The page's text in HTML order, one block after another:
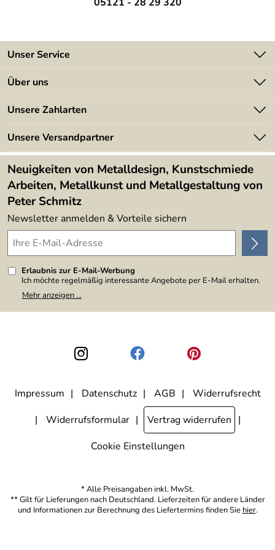
Unser Service
Kontakt
Kundeninformationen
Newsletter
Lieferbedingungen
Über uns
Angebote
Kundenbewertungen (394)
4,9/5
Unsere Zahlarten
Unsere Versandpartner
Neuigkeiten von Metalldesign, Kunstschmiede
Arbeiten, Metallkunst und Metallgestaltung von
Peter Schmitz
Newsletter anmelden & Vorteile sichern
Erlaubnis zur E-Mail-Werbung
Ich möchte regelmäßig interessante Angebote per E-Mail erhalten.
Meine E-Mail-Adresse wird nicht an andere Unternehmen
weitergegeben. Zu statistischen Zwecken wird in anonymer Form
den Link "Abmelden" am Ende des Newsletters anklicke. Die
Datenschutzerklärung
habe ich zur Kenntnis genommen.
Mehr anzeigen ...
Impressum Datenschutz AGB
Widerrufsrecht
Widerrufsformular
Vertrag widerrufen
Cookie Einstellungen
* Alle Preisangaben inkl. MwSt.
** Gilt für Lieferungen nach Deutschland. Lieferzeiten für andere Länder
und Informationen zur Berechnung des Liefertermins finden Sie hier.